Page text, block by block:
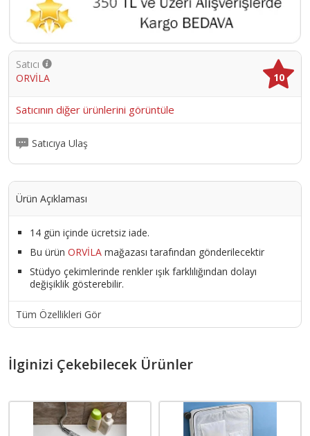
Satıcı
ORVİLA
10
Satıcının diğer ürünlerini görüntüle
Satıcıya Ulaş
Ürün Açıklaması
14 gün içinde ücretsiz iade.
Bu ürün ORVİLA mağazası tarafından gönderilecektir
Stüdyo çekimlerinde renkler ışık farklılığından dolayı
değişiklik gösterebilir.
Tüm Özellikleri Gör
İlginizi Çekebilecek Ürünler